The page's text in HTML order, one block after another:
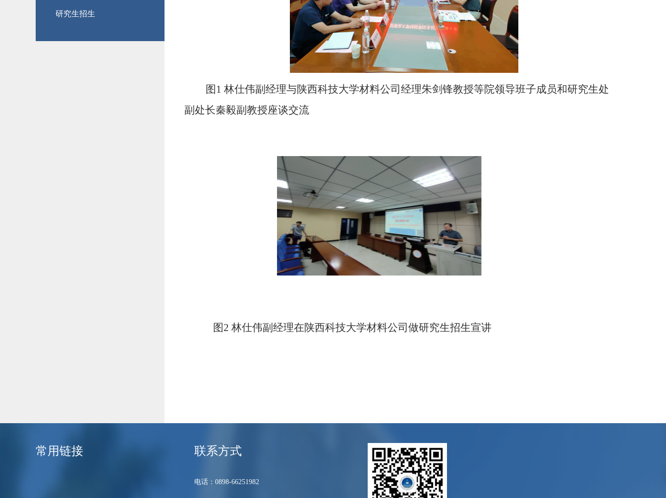
研究生招生
图 1 林仕伟副经理与陕西科技大学材料公司经理朱剑锋教授等院领导班子成员和研究生处
副 处长秦毅副教授座谈交流
图2 林仕伟副经理在陕西科技大学材料公司做研究生招生宣讲
常用链接 联系方式
电话：0898-66251982